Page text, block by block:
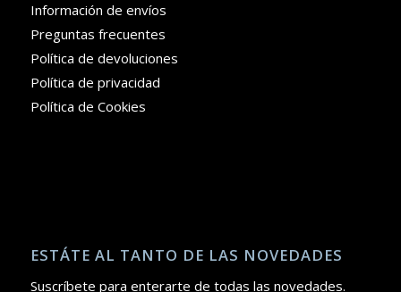
Información de envíos
Preguntas frecuentes
Política de devoluciones
Política de privacidad
Política de Cookies
ESTÁTE AL TANTO DE LAS NOVEDADES
Suscríbete para enterarte de todas las novedades.